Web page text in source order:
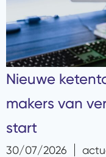
Nieuwe
makers van
start
30/07/2026